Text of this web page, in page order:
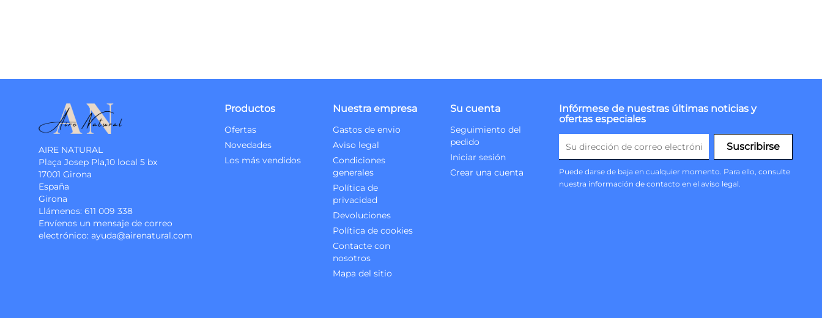
AIRE NATURAL
Plaça Josep Pla,10 local 5 bx
17001 Girona
España
Girona
Llámenos: 611 009 338
Envíenos un mensaje de correo
electrónico: ayuda@airenatural.com
Productos
Ofertas
Novedades
Los más vendidos
Nuestra empresa
Gastos de envio
Aviso legal
Condiciones
generales
Política de
privacidad
Devoluciones
Política de cookies
Contacte con
nosotros
Mapa del sitio
Su cuenta
Seguimiento del
pedido
Iniciar sesión
Crear una cuenta
Infórmese de nuestras últimas noticias y
ofertas especiales
Puede darse de baja en cualquier momento. Para ello, consulte
nuestra información de contacto en el aviso legal.